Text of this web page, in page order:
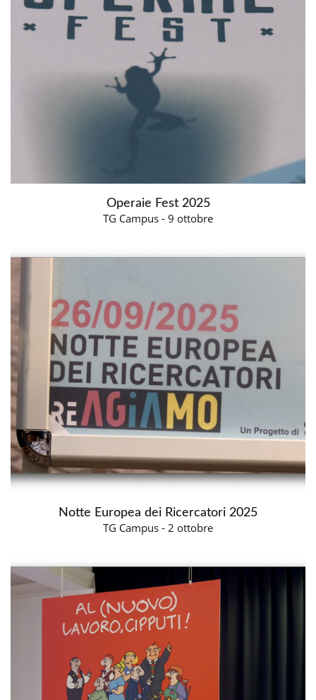
Operaie Fest 2025
TG Campus - 9 ottobre
Notte Europea dei Ricercatori 2025
TG Campus - 2 ottobre